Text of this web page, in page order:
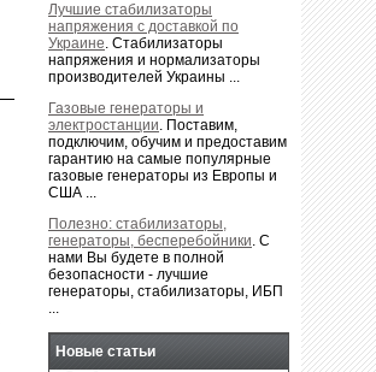
Лучшие стабилизаторы
напряжения с доставкой по
Украине. Стабилизаторы
напряжения и нормализаторы
производителей Украины ...
Газовые генераторы и
электростанции. Поставим,
подключим, обучим и предоставим
гарантию на самые популярные
газовые генераторы из Европы и
США ...
Полезно: стабилизаторы,
генераторы, бесперебойники. С
нами Вы будете в полной
безопасности - лучшие
генераторы, стабилизаторы, ИБП
...
Новые статьи